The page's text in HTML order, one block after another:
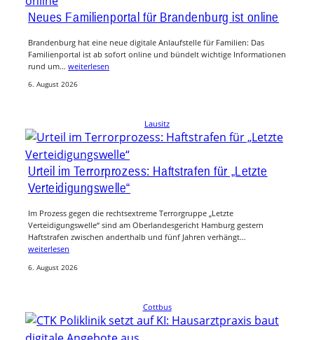
Neues Familienportal für Brandenburg ist online
Brandenburg hat eine neue digitale Anlaufstelle für Familien: Das
Familienportal ist ab sofort online und bündelt wichtige Informationen
rund um… weiterlesen
6. August 2026
Lausitz
Urteil im Terrorprozess: Haftstrafen für „Letzte
Verteidigungswelle“
Im Prozess gegen die rechtsextreme Terrorgruppe „Letzte
Verteidigungswelle“ sind am Oberlandesgericht Hamburg gestern
Haftstrafen zwischen anderthalb und fünf Jahren verhängt…
weiterlesen
6. August 2026
Cottbus